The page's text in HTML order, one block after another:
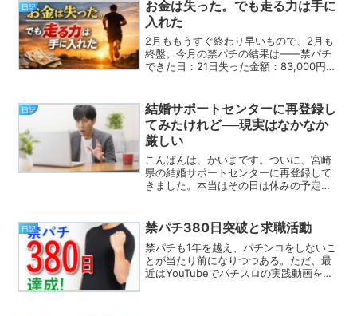
日記
お金は失った。でも走る力は手に
入れた
2月ももうすぐ終わり早いもので、2月も
終盤。今月の禁パチの結果は――禁パチ
できた日：21日失った金額：83,000円そ
しまいました。55万円あれば…これだけ
あ...
日記
結婚サポートセンターに再登録し
てみたけれど──現実はなかなか
厳しい
こんばんは、かいまです。ついに、宮崎
県の結婚サポートセンターに再登録して
きました。本当はその日は休みの予定だ
て、午前中だけ出勤してなんとか時間を
作りました。予約していた...
日記 禁パチ380日突破と求職活動
禁パチも1年を越え、パチンコをしないこ
とが当たり前になりつつある。ただ、最
近はYouTubeでパチスロの実践動画を見